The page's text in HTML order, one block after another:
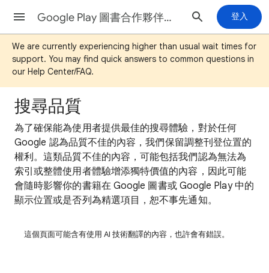
Google Play 圖書合作夥伴中心說明 登入
We are currently experiencing higher than usual wait times for
support. You may find quick answers to common questions in
our Help Center/FAQ.
搜尋品質
為了確保能為使用者提供最佳的搜尋體驗，對於任何
Google 認為品質不佳的內容，我們保留調整刊登位置的
權利。這類品質不佳的內容，可能包括我們認為無法為
索引或整體使用者體驗增添獨特價值的內容，因此可能
會隨時影響你的書籍在 Google 圖書或 Google Play 中的
顯示位置或是否列為精選項目，恕不事先通知。
這個頁面可能含有使用 AI 技術翻譯的內容，也許會有錯誤。